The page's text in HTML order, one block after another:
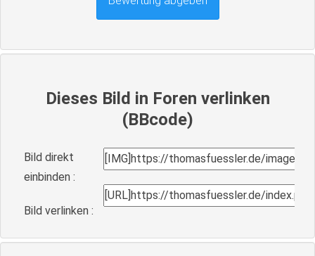
Dieses Bild in Foren verlinken
(BBcode)
Bild direkt
einbinden :
Bild verlinken :